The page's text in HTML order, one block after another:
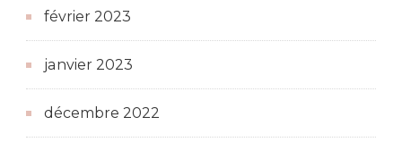
février 2023
janvier 2023
décembre 2022